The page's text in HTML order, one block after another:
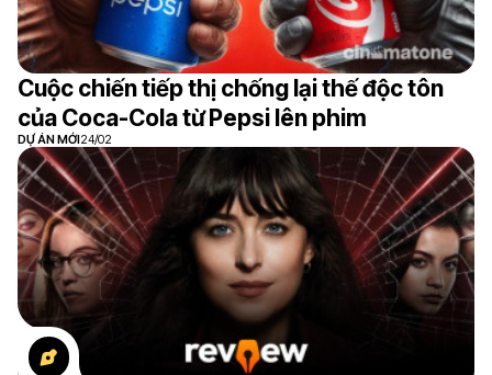
Cuộc chiến tiếp thị chống lại thế độc tôn
của Coca-Cola từ Pepsi lên phim
DỰ ÁN MỚI24/02